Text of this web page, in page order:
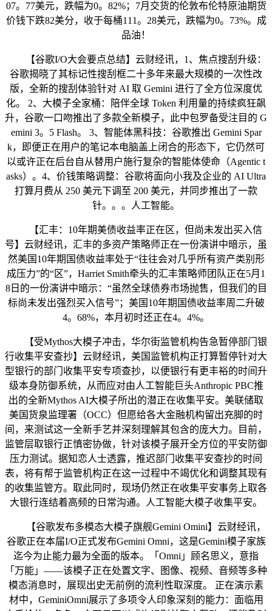
07。77美元，跌幅为0。82%；7月交货的伦敦布伦特原油期货
价钱下跌82美分，收于每桶111。28美元，跌幅为0。73%。成
品油！
【谷歌I/O大会要点总结】云财经讯，1、焦点搜刮升级：
谷歌揭晓了其标记性搜刮框二十多年来最大规模的一次性改
版，全新的搜刮体验针对 AI 取 Gemini 进行了全方位深度优
化。 2、大模子全家桶：陪伴全球 Token 利用量的持续疯狂飙
升，谷歌一口吻推出了多款全新模子，此中包罗备受注目的 G
emini 3。5 Flash。 3、智能体黑科技：谷歌推出 Gemini Spar
k，即便正在用户的笔记本电脑盖上闭合的形态下，它仍然可
以或许正在后台自从替用户施行复杂的智能体使命（Agentic t
asks）。4、价钱策略调整：谷歌将面向小我及企业的 AI Ultra
打算月费从 250 美元下调至 200 美元，并同步推出了一款
针。。。人工智能。
【汇丰：10年期美债收益率正在区，但尚未发出买入信
号】云财经讯，汇丰的多资产策略师正在一份演讲中暗示，虽
然美国10年期国债收益率处于“往往会对几乎所有资产类别形
成压力”的“区”，Harriet Smith牵头的汇丰策略师团队正在5月1
8日的一份演讲中暗示：“虽然全球债券市场抛售，但我们的目
标尚未发出强烈买入信号”；美国10年期国债收益率周二升破
4。68%，本月初时还正在4。4%。
【受Mythos大模子冲击，华尔街监管机构告急暂停部门银
行收集平安查抄】云财经讯，美国监管机构正打算暂停针对大
型银行的部门收集平安专项查抄，以便银行有更丰裕的时间升
级本身防御系统，从而应对由人工智能巨头Anthropic PBC推
出的全新Mythos AI大模子所出的潜正在收集平安。美联储取
美国货泉监理署（OCC）但愿给各大金融机构留出充脚的时
间，来测试这一全新手艺并深刻理解其包含的庞大力。目前，
监管层取银行正慎密协做，针对该模子展开全方位的平安防御
压力测试。据知恋人士透露，推迟部门收集平安查抄的时间
表，将有帮于监管机构正在这一过程中不竭优化和调整其现有
的收集监管方。取此同时，现场仍然正在收集平安事务上取各
大银行连结着高频的日常沟通。人工智能大模子收集平安。
【谷歌发布多模态大模子旗舰Gemini Omini】云财经讯，
谷歌正在本届I/O正式发布Gemini Omni，这是Gemini模子家族
迄今为止能力最为全面的版本。「Omni」顾名思义，意指
「万能」——该模子正在处置文字、图像、视频、音频等多种
模态消息时，展现出史无前例的流利性取深度。 正在演示素
材中，GeminiOmni展示了多项令人印象深刻的能力：面临用